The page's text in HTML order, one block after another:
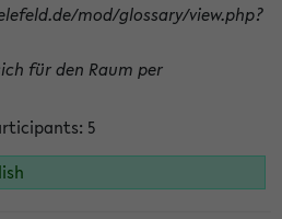
mod/glossary/view.php?
für den Raum per
5